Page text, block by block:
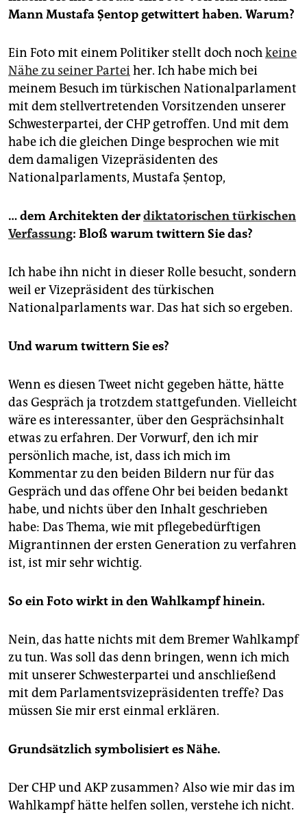
Mann Mustafa Şentop getwittert haben. Warum?
Ein Foto mit einem Politiker stellt doch nochkeine
Nähe zu seiner Parteiher. Ich habe mich bei
meinem Besuch im türkischen Nationalparlament
mit dem stellvertretenden Vorsitzenden unserer
Schwesterpartei, der CHP getroffen. Und mit dem
habe ich die gleichen Dinge besprochen wie mit
dem damaligen Vizepräsidenten des
Nationalparlaments, Mustafa Şentop,
… dem Architekten derdiktatorischen türkischen
Verfassung: Bloß warum twittern Sie das?
Ich habe ihn nicht in dieser Rolle besucht, sondern
weil er Vizepräsident des türkischen
Nationalparlaments war. Das hat sich so ergeben.
Und warum twittern Sie es?
Wenn es diesen Tweet nicht gegeben hätte, hätte
das Gespräch ja trotzdem stattgefunden. Vielleicht
wäre es interessanter, über den Gesprächsinhalt
etwas zu erfahren. Der Vorwurf, den ich mir
persönlich mache, ist, dass ich mich im
Kommentar zu den beiden Bildern nur für das
Gespräch und das offene Ohr bei beiden bedankt
habe, und nichts über den Inhalt geschrieben
habe: Das Thema, wie mit pflegebedürftigen
Migrantinnen der ersten Generation zu verfahren
ist, ist mir sehr wichtig.
So ein Foto wirkt in den Wahlkampf hinein.
Nein, das hatte nichts mit dem Bremer Wahlkampf
zu tun. Was soll das denn bringen, wenn ich mich
mit unserer Schwesterpartei und anschließend
mit dem Parlamentsvizepräsidenten treffe? Das
müssen Sie mir erst einmal erklären.
Grundsätzlich symbolisiert es Nähe.
Der CHP und AKP zusammen? Also wie mir das im
Wahlkampf hätte helfen sollen, verstehe ich nicht.